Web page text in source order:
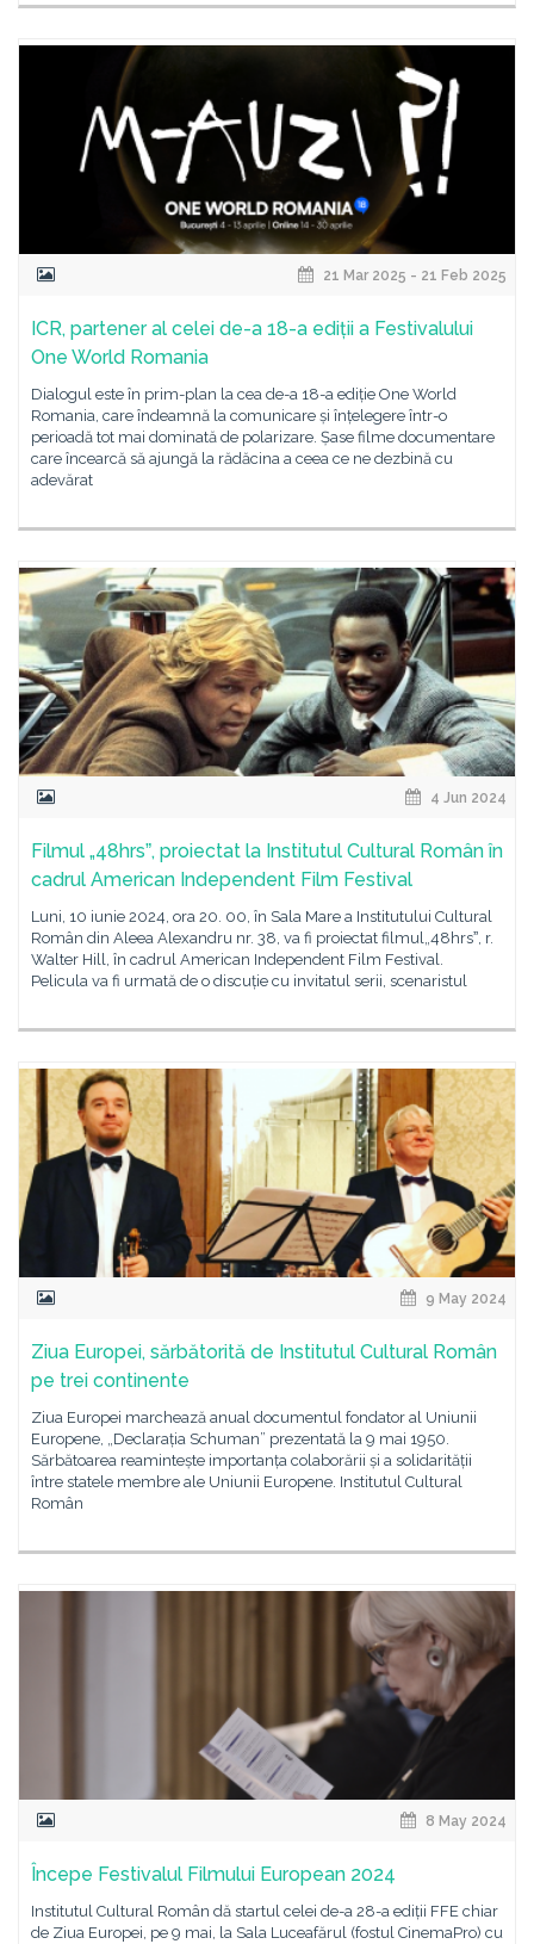
21 Mar 2025 - 21 Feb 2025
ICR, partener al celei de-a 18-a ediții a Festivalului
One World Romania
Dialogul este în prim-plan la cea de-a 18-a ediție One World
Romania, care îndeamnă la comunicare și înțelegere într-o
perioadă tot mai dominată de polarizare. Șase filme documentare
care încearcă să ajungă la rădăcina a ceea ce ne dezbină cu
adevărat
4 Jun 2024
Filmul „48hrsˮ, proiectat la Institutul Cultural Român în
cadrul American Independent Film Festival
Luni, 10 iunie 2024, ora 20. 00, în Sala Mare a Institutului Cultural
Român din Aleea Alexandru nr. 38, va fi proiectat filmul„48hrsˮ, r.
Walter Hill, în cadrul American Independent Film Festival.
Pelicula va fi urmată de o discuție cu invitatul serii, scenaristul
9 May 2024
Ziua Europei, sărbătorită de Institutul Cultural Român
pe trei continente
Ziua Europei marchează anual documentul fondator al Uniunii
Europene, „Declarația Schuman” prezentată la 9 mai 1950.
Sărbătoarea reamintește importanța colaborării și a solidarității
între statele membre ale Uniunii Europene. Institutul Cultural
Român
8 May 2024
Începe Festivalul Filmului European 2024
Institutul Cultural Român dă startul celei de-a 28-a ediții FFE chiar
de Ziua Europei, pe 9 mai, la Sala Luceafărul (fostul CinemaPro) cu